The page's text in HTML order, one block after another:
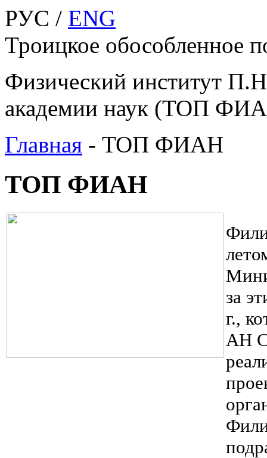
РУС / ENG
Троицкое
Физический институт
академии наук (ТОП
Главная - ТОП ФИАН
ТОП ФИАН
за
г.,
АН